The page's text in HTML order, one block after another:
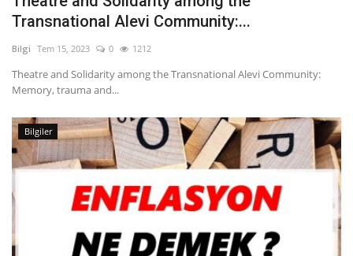
Transnational Alevi Community:...
Bilgi Tem 15, 2023 0 1212
Theatre and Solidarity among the Transnational Alevi Community:
Memory, trauma and...
Bilgiler